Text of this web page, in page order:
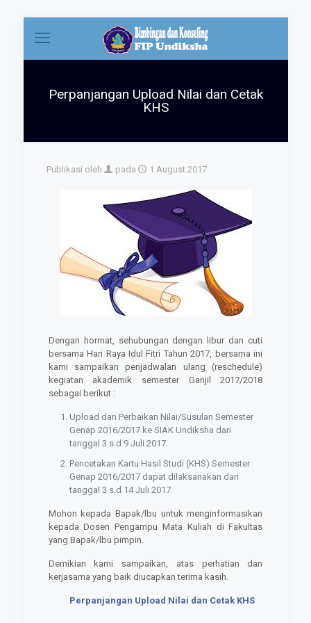
Perpanjangan Upload Nilai dan Cetak
KHS
Publikasi oleh pada 1 August 2017
Dengan hormat, sehubungan dengan libur dan cuti
bersama Hari Raya Idul Fitri Tahun 2017, bersama ini
kami sampaikan penjadwalan ulang (reschedule)
kegiatan akademik semester Ganjil 2017/2018
sebagai berikut :
Upload dan Perbaikan Nilai/Susulan Semester
Genap 2016/2017 ke SIAK Undiksha dari
tanggal 3 s.d 9 Juli 2017.
Pencetakan Kartu Hasil Studi (KHS) Semester
Genap 2016/2017 dapat dilaksanakan dari
tanggal 3 s.d 14 Juli 2017.
Mohon kepada Bapak/lbu untuk menginformasikan
kepada Dosen Pengampu Mata Kuliah di Fakultas
yang Bapak/lbu pimpin.
Demikian kami sampaikan, atas perhatian dan
kerjasama yang baik diucapkan terima kasih.
Perpanjangan Upload Nilai dan Cetak KHS